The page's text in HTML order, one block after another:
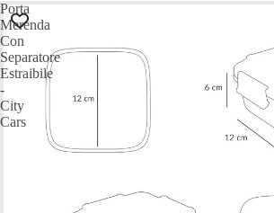
Porta
Merenda
Con
Separatore
Estraibile
-
City
Cars